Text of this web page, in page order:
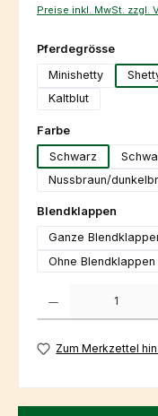
Preise inkl. MwSt. zzgl.
Pferdegrösse
Minishetty
Kaltblut
Farbeauswählen
Schwarz
Nussbraun/
Blendklappen
Ganze
Ohne Blendklappen
Zum Merkzettel